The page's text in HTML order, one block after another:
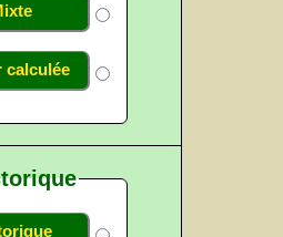
calculée